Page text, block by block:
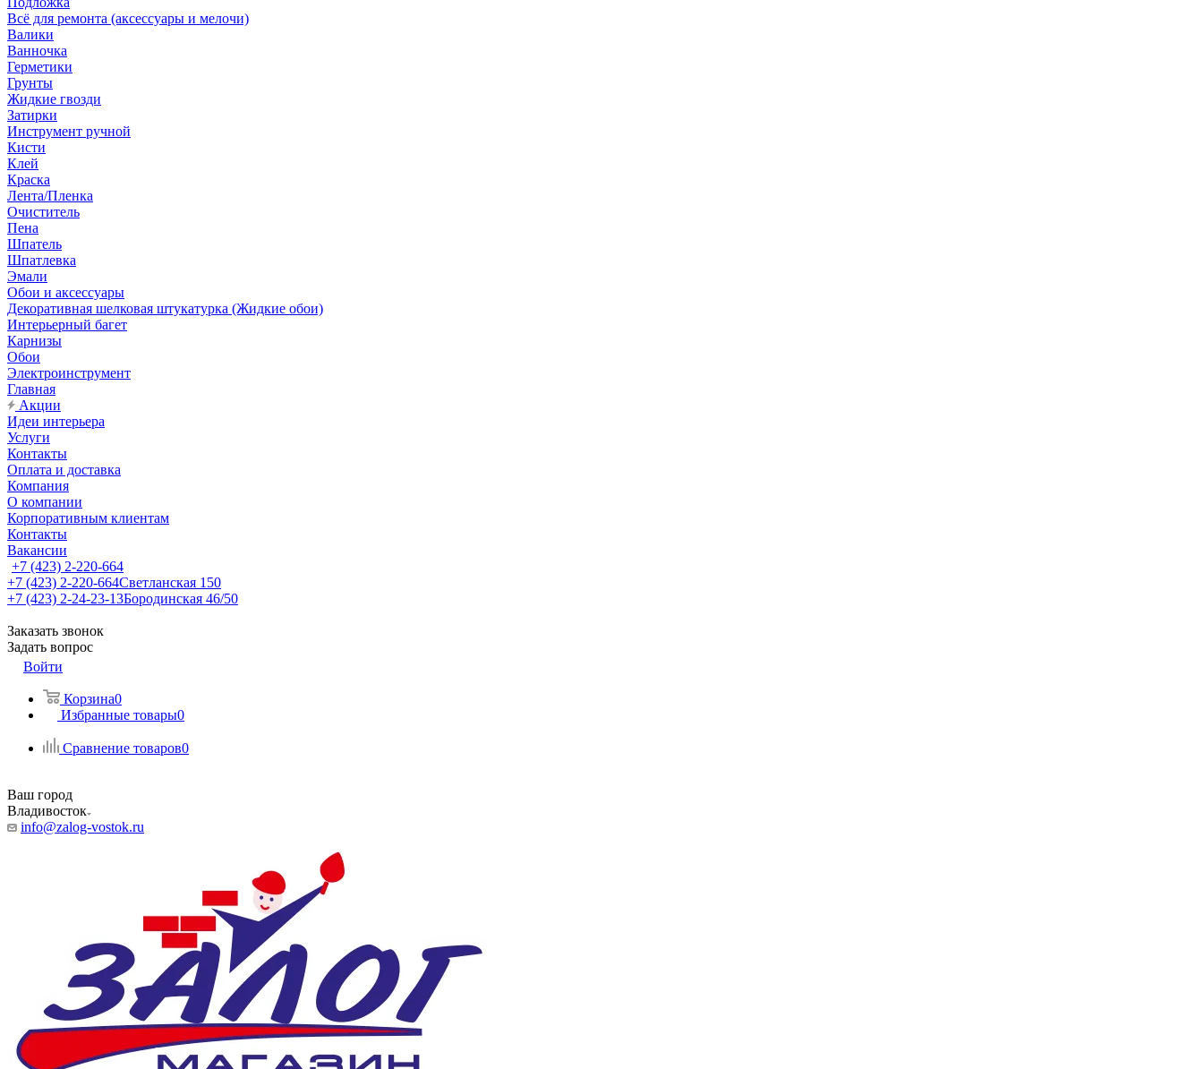
Всё для ремонта (аксессуары и мелочи)
Валики
Ванночка
Герметики
Грунты
Жидкие гвозди
Затирки
Инструмент ручной
Кисти
Клей
Краска
Лента/Пленка
Очиститель
Пена
Шпатель
Шпатлевка
Эмали
Обои и аксессуары
Декоративная шелковая штукатурка (Жидкие обои)
Интерьерный багет
Карнизы
Обои
Электроинструмент
Главная
Акции
Идеи интерьера
Услуги
Контакты
Оплата и доставка
Компания
О компании
Корпоративным клиентам
Контакты
Вакансии
+7 (423) 2-220-664
+7 (423) 2-220-664Светланская 150
+7 (423) 2-24-23-13Бородинская 46/50
Заказать звонок
Задать вопрос
Войти
Корзина0
Избранные товары0
Сравнение товаров0
Ваш город
Владивосток
info@zalog-vostok.ru